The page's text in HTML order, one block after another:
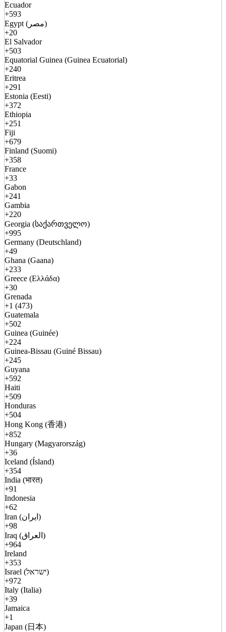
Ecuador
+593
Egypt (مصر)
+20
El Salvador
+503
Equatorial Guinea (Guinea Ecuatorial)
+240
Eritrea
+291
Estonia (Eesti)
+372
Ethiopia
+251
Fiji
+679
Finland (Suomi)
+358
France
+33
Gabon
+241
Gambia
+220
Georgia (საქართველო)
+995
Germany (Deutschland)
+49
Ghana (Gaana)
+233
Greece (Ελλάδα)
+30
Grenada
+1 (473)
Guatemala
+502
Guinea (Guinée)
+224
Guinea-Bissau (Guiné Bissau)
+245
Guyana
+592
Haiti
+509
Honduras
+504
Hong Kong (香港)
+852
Hungary (Magyarország)
+36
Iceland (Ísland)
+354
India (भारत)
+91
Indonesia
+62
Iran (ایران)
+98
Iraq (العراق)
+964
Ireland
+353
Israel (ישראל)
+972
Italy (Italia)
+39
Jamaica
+1
Japan (日本)